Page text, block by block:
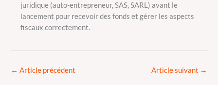
juridique (auto-entrepreneur, SAS, SARL) avant le
lancement pour recevoir des fonds et gérer les aspects
fiscaux correctement.
← Article précédent Article suivant →